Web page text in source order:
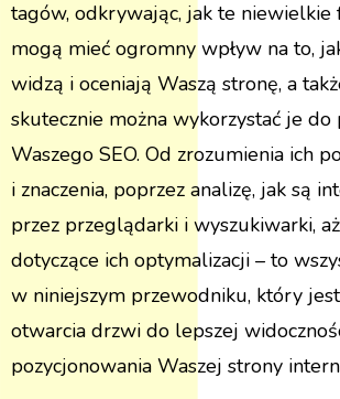
tagów, odkrywając, jak te
mogą mieć ogromny wpływ na to,
widzą i oceniają Waszą stronę, a
skutecznie można wykorzystać je
Waszego SEO. Od zrozumienia ich
i znaczenia, poprzez analizę, jak są
przez przeglądarki i wyszukiwarki,
dotyczące ich optymalizacji – to
w niniejszym przewodniku, który
otwarcia drzwi do lepszej
pozycjonowania Waszej strony